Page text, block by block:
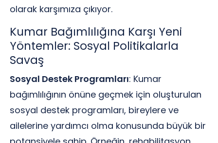
olarak karşımıza çıkıyor.
Kumar Bağımlılığına Karşı Yeni
Yöntemler: Sosyal Politikalarla
Savaş
Sosyal Destek Programları: Kumar
bağımlılığının önüne geçmek için oluşturulan
sosyal destek programları, bireylere ve
ailelerine yardımcı olma konusunda büyük bir